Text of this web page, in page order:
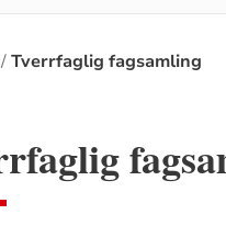
Tverrfaglig fagsamling